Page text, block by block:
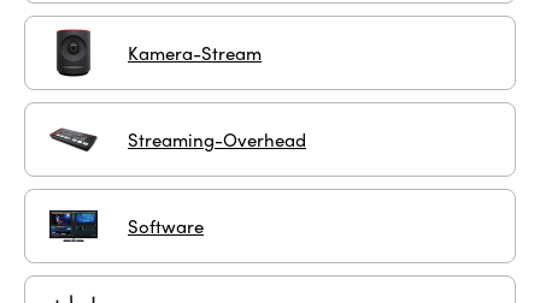
Kamera-Stream
Streaming-Overhead
Software